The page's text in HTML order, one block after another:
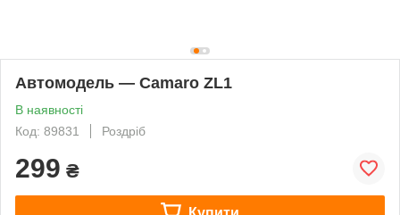
Автомодель — Camaro ZL1
В наявності
Код: 89831
Роздріб
299 ₴